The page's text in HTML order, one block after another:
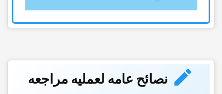
نصائح عامه لعملیه مراجعه